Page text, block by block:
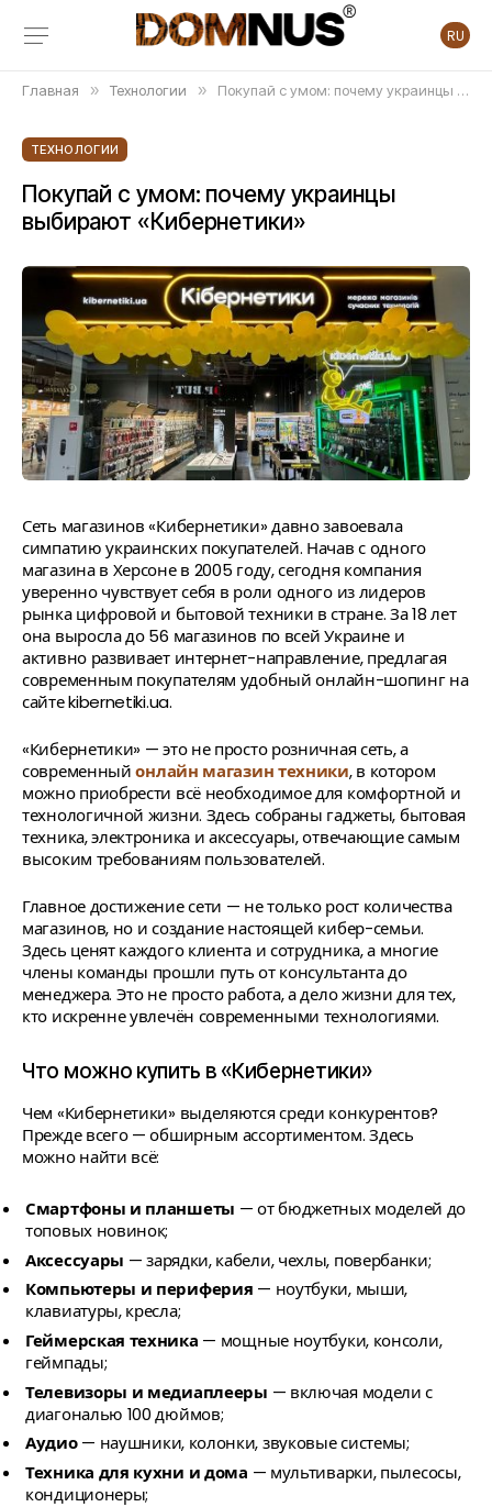
RU
Главная » Технологии » Покупай с умом: почему украинцы выбирают «Кибернетики»
ТЕХНОЛОГИИ
Покупай с умом: почему украинцы
выбирают «Кибернетики»
Сеть магазинов «Кибернетики» давно завоевала
симпатию украинских покупателей. Начав с одного
магазина в Херсоне в 2005 году, сегодня компания
уверенно чувствует себя в роли одного из лидеров
рынка цифровой и бытовой техники в стране. За 18 лет
она выросла до 56 магазинов по всей Украине и
активно развивает интернет-направление, предлагая
современным покупателям удобный онлайн-шопинг на
сайте kibernetiki.ua.
«Кибернетики» — это не просто розничная сеть, а
современныйонлайн магазин техники, в котором
можно приобрести всё необходимое для комфортной и
технологичной жизни. Здесь собраны гаджеты, бытовая
техника, электроника и аксессуары, отвечающие самым
высоким требованиям пользователей.
Главное достижение сети — не только рост количества
магазинов, но и создание настоящей кибер-семьи.
Здесь ценят каждого клиента и сотрудника, а многие
члены команды прошли путь от консультанта до
менеджера. Это не просто работа, а дело жизни для тех,
кто искренне увлечён современными технологиями.
Что можно купить в «Кибернетики»
Чем «Кибернетики» выделяются среди конкурентов?
Прежде всего — обширным ассортиментом. Здесь
можно найти всё:
Смартфоны и планшеты — от бюджетных моделей до
топовых новинок;
Аксессуары — зарядки, кабели, чехлы, повербанки;
Компьютеры и периферия — ноутбуки, мыши,
клавиатуры, кресла;
Геймерская техника — мощные ноутбуки, консоли,
геймпады;
Телевизоры и медиаплееры — включая модели с
диагональю 100 дюймов;
Аудио— наушники, колонки, звуковые системы;
Техника для кухни и дома — мультиварки, пылесосы,
кондиционеры;